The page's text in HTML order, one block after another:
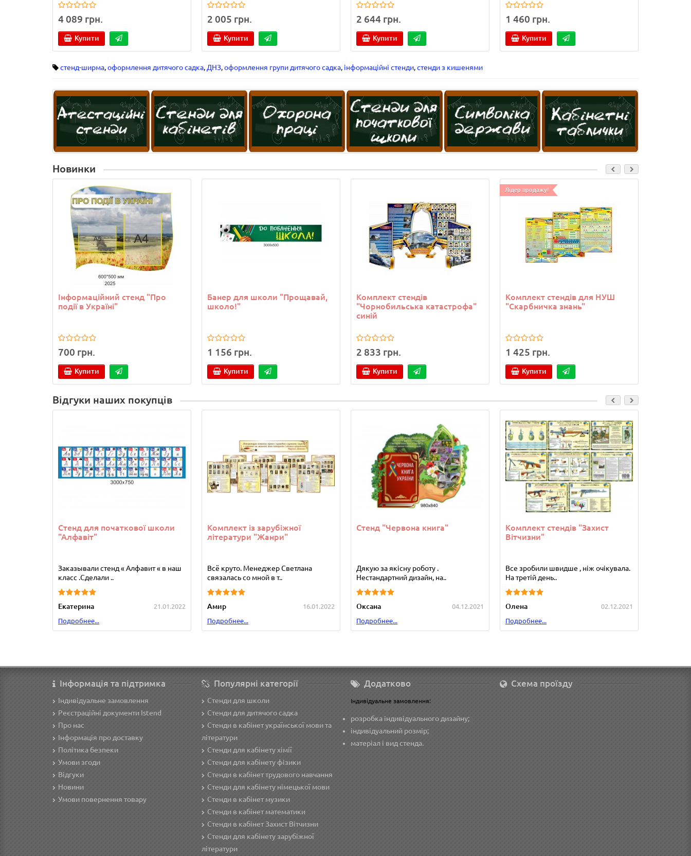
4 089 грн.
Купити
2 005 грн.
Купити
2 644 грн.
Купити
1 460 грн.
Купити
стенд-ширма,оформлення дитячого садка, ДНЗ,оформлення групи дитячого садка, інформаційні стенди,стенди з кишенями
Новинки
Інформаційний стенд "Про
події в Україні"
700 грн.
Купити
Банер для школи "Прощавай,
школо!"
1 156 грн.
Купити
Комплект стендів
"Чорнобильська катастрофа"
синій
2 833 грн.
Купити
Лідер продажу!
Комплект стендів для НУШ
"Скарбничка знань"
1 425 грн.
Купити
Відгуки наших покупців
Стенд для початкової школи
"Алфавіт"
Заказывали стенд « Алфавит « в наш
класс .Сделали ..
Екатерина
21.01.2022
Подробнее...
Комплект із зарубіжної
літератури "Жанри"
Всё круто. Менеджер Светлана
связалась со мной в т..
Амир
16.01.2022
Подробнее...
Стенд "Червона книга"
Дякую за якісну роботу .
Нестандартний дизайн, на..
Оксана
04.12.2021
Подробнее...
Комплект стендів "Захист
Вітчизни"
Все зробили швидше , ніж очікувала.
На третій день..
Олена
02.12.2021
Подробнее...
Інформація та підтримка
Індивідуальне замовлення
Реєстраційні документи Istend
Про нас
Інформація про доставку
Політика безпеки
Умови згоди
Відгуки
Новини
Умови повернення товару
Популярні категорії
Стенди для школи
Стенди для дитячого садка
Стенди в кабінет української мови та
літератури
Стенди для кабінету хімії
Стенди для кабінету фізики
Стенди в кабінет трудового навчання
Cтенди для кабінету німецької мови
Стенди в кабінет музики
Стенди в кабінет математики
Стенди в кабінет Захист Вітчизни
Стенди для кабінету зарубіжної
літератури
Додатково
Індивідуальне замовлення:
розробка індивідуального дизайну;
індивідуальний розмір;
матеріал і вид стенда.
Схема проїзду